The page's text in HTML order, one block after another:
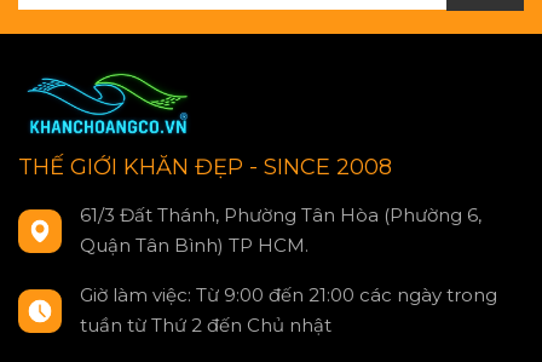
THẾ GIỚI KHĂN ĐẸP - SINCE 2008
61/3 Đất Thánh, Phường Tân Hòa (Phường 6,
Quận Tân Bình) TP HCM.
Giờ làm việc: Từ 9:00 đến 21:00 các ngày trong
tuần từ Thứ 2 đến Chủ nhật